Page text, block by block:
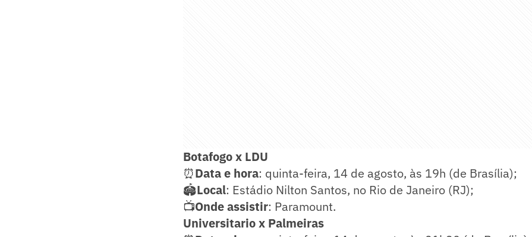
Botafogo x LDU
⏰Data e hora: quinta-feira, 14 de agosto, às 19h (de Brasília);
🏟️Local: Estádio Nilton Santos, no Rio de Janeiro (RJ);
📺Ondeassistir: Paramount.
Universitario x Palmeiras